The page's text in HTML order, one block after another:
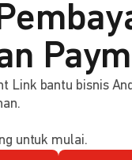
Link bantu bisnis
untuk mulai.